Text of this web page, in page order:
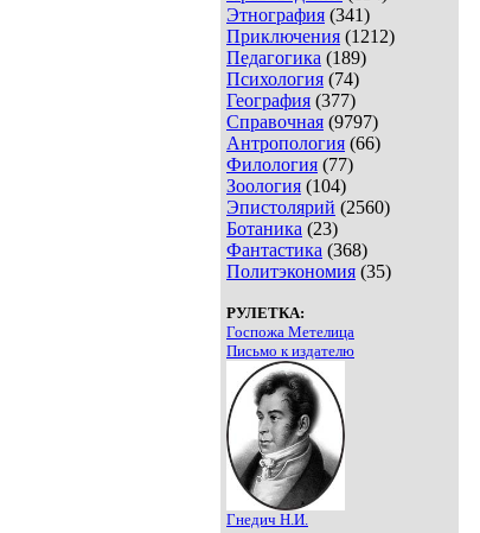
Этнография (341)
Приключения (1212)
Педагогика (189)
Психология (74)
География (377)
Справочная (9797)
Антропология (66)
Филология (77)
Зоология (104)
Эпистолярий (2560)
Ботаника (23)
Фантастика (368)
Политэкономия (35)
РУЛЕТКА:
Госпожа Метелица
Письмо к издателю
Гнедич Н.И.